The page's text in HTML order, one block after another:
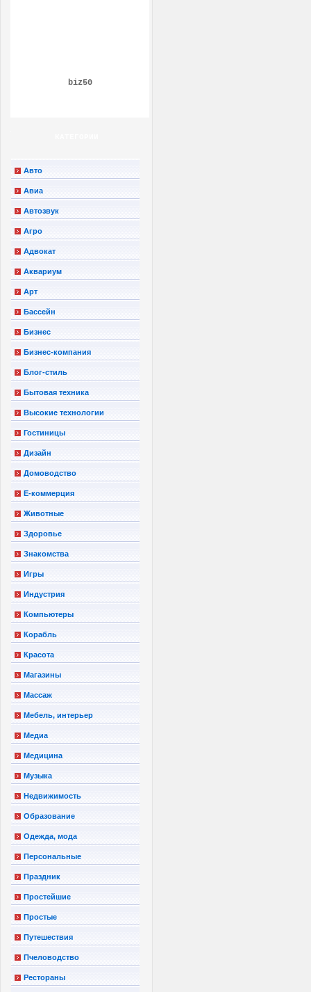
biz50
Авто
Авиа
Автозвук
Агро
Адвокат
Аквариум
Арт
Бассейн
Бизнес
Бизнес-компания
Блог-стиль
Бытовая техника
Высокие технологии
Гостиницы
Дизайн
Домоводство
Е-коммерция
Животные
Здоровье
Знакомства
Игры
Индустрия
Компьютеры
Корабль
Красота
Магазины
Массаж
Мебель, интерьер
Медиа
Медицина
Музыка
Недвижимость
Образование
Одежда, мода
Персональные
Праздник
Простейшие
Простые
Путешествия
Пчеловодство
Рестораны